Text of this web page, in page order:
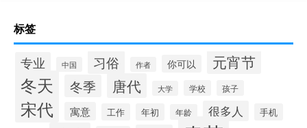
标签
专业 中国 习俗 作者 你可以 元宵节
冬天 冬季 唐代 大学 学校 孩子
宋代 寓意 工作 年初 年龄 很多人
手机